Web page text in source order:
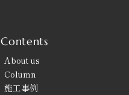
Contents
About us
Column
施工事例